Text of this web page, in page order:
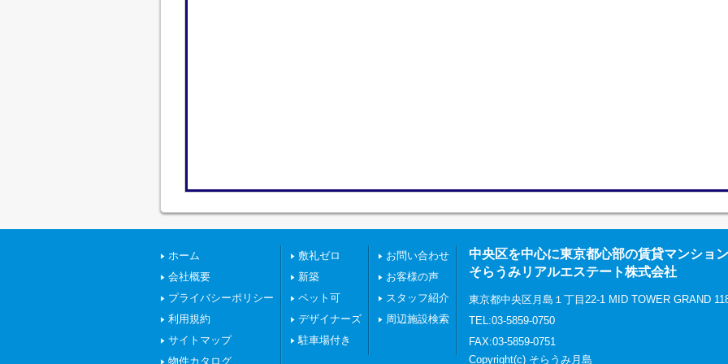
ホーム
会社概要
プライバシーポリシー
利用規約
サイトマップ
物件カタログ
敷礼ゼロ
新築
ペット可
デザイナーズ
駐車場付き
お問い合わせ
お客様の声
スタッフ紹介
周辺施設検索
中央区を中心に東京都心部の賃貸マンショ
そらうみリアルエステート株式会社
東京都中央区月島１丁目22-1 MID TOWER GRAND
TEL:03-5859-0750
FAX:03-5859-0751
Copyright(c) そらうみ月島